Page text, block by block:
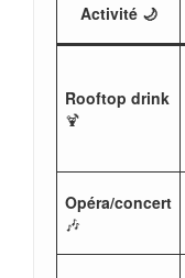
Activité 🌙
Rooftop drink
🍹
Opéra/concert
🎶